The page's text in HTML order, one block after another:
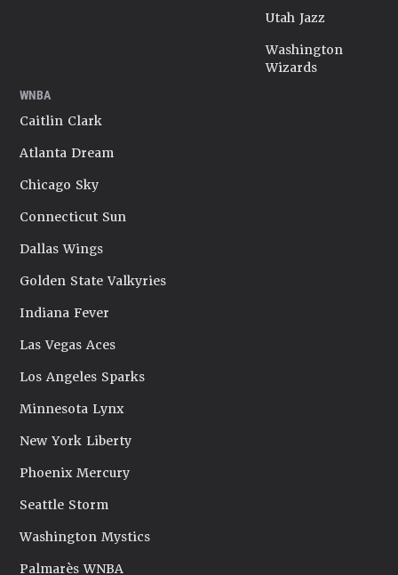
Utah Jazz
Washington
Wizards
WNBA
Caitlin Clark
Atlanta Dream
Chicago Sky
Connecticut Sun
Dallas Wings
Golden State Valkyries
Indiana Fever
Las Vegas Aces
Los Angeles Sparks
Minnesota Lynx
New York Liberty
Phoenix Mercury
Seattle Storm
Washington Mystics
Palmarès WNBA